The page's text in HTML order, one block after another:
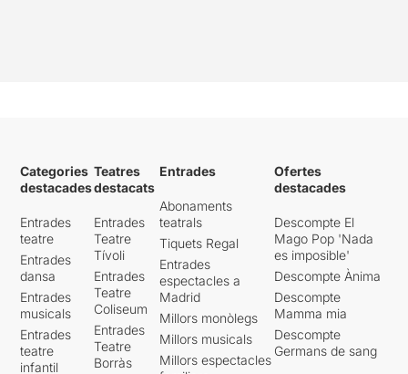
Categories
destacades
Entrades
teatre
Entrades
dansa
Entrades
musicals
Entrades
teatre
infantil
Teatres
destacats
Entrades
Teatre
Tívoli
Entrades
Teatre
Coliseum
Entrades
Teatre
Borràs
Entrades
Abonaments
teatrals
Tiquets Regal
Entrades
espectacles a
Madrid
Millors monòlegs
Millors musicals
Millors espectacles
Ofertes
destacades
Descompte El
Mago Pop 'Nada
es imposible'
Descompte Ànima
Descompte
Mamma mia
Descompte
Germans de sang